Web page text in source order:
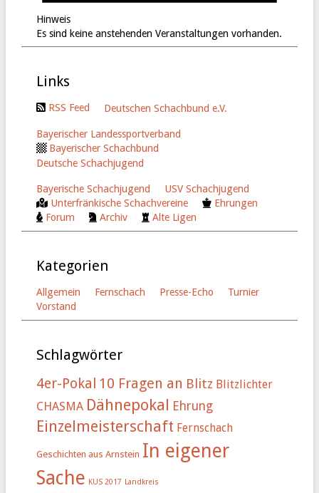
Hinweis
Es sind keine anstehenden Veranstaltungen vorhanden.
Links
RSS Feed Deutschen Schachbund e.V.
Bayerischer Landessportverband
Bayerischer Schachbund
Deutsche Schachjugend
Bayerische Schachjugend
USV Schachjugend
Unterfränkische Schachvereine
Ehrungen
Forum
Archiv Alte Ligen
Kategorien
Allgemein Fernschach Presse-Echo
Turnier
Vorstand
Schlagwörter
4er-Pokal 10 Fragen an Blitz Blitzlichter
CHASMA Dähnepokal Ehrung
Einzelmeisterschaft Fernschach
Geschichten aus Arnstein In eigener
Sache KUS 2017 Landkreis